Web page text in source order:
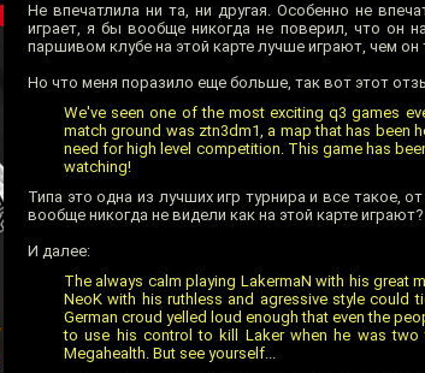
Не впечатлила ни та, ни другая. Особенно не
играет, я бы вообще никогда не поверил, что он
паршивом клубе на этой карте лучше играют, чем он
Но что меня поразило еще больше, так вот этот
We've seen one of the most exciting q3 games
match ground was ztn3dm1, a map that has been
need for high level competition. This game has
watching!
Типа это одна из лучших игр турнира и все такое,
вообще никогда не видели как на этой карте играют?
И далее:
The always calm playing LakermaN with his great
NeoK with his ruthless and agressive style could
German croud yelled loud enough that even the
to use his control to kill Laker when he was
Megahealth. But see yourself...